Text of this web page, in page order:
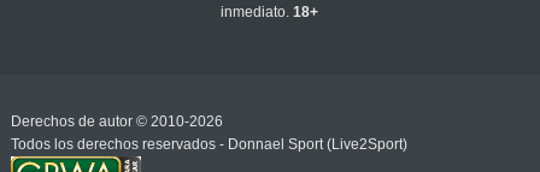
inmediato.18+
Derechos de autor © 2010-2026
Todos los derechos reservados - Donnael Sport (Live2Sport)